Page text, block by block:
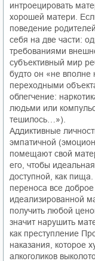
интроецировать
хорошей матери.
поведение
себя на две части:
требованиями
субъективный мир
будто он «не вполне
переходными
облегчение:
людьми или
тешилось…»).
Аддиктивные
эмпатичной
помещают свой
его, чтобы
доступной, как пища.
переноса все
идеализированной
получить любой
значит нарушить
как преступление
наказания, которое
алкоголиков